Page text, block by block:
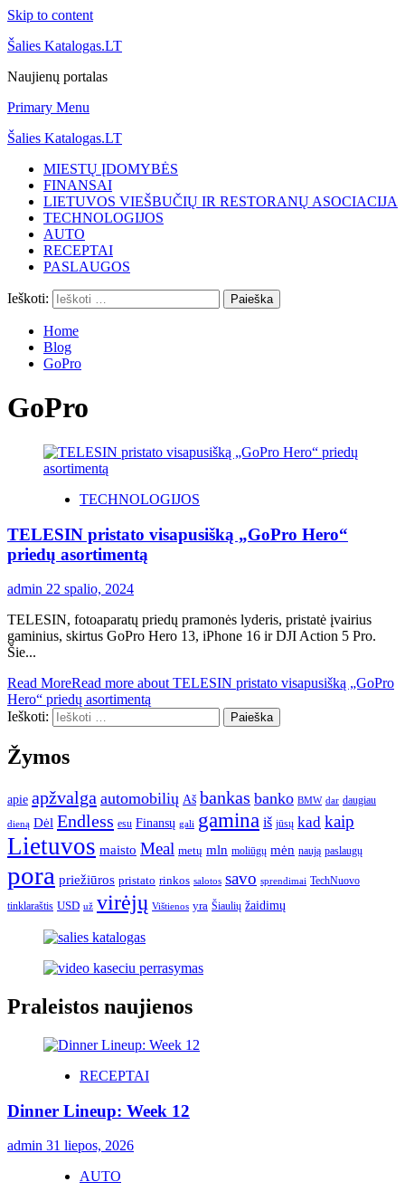
Skip to content
Šalies Katalogas.LT
Naujienų portalas
Primary Menu
Šalies Katalogas.LT
MIESTŲ ĮDOMYBĖS
FINANSAI
LIETUVOS VIEŠBUČIŲ IR RESTORANŲ ASOCIACIJA
TECHNOLOGIJOS
AUTO
RECEPTAI
PASLAUGOS
Ieškoti:
Home
Blog
GoPro
GoPro
TECHNOLOGIJOS
TELESIN pristato visapusišką „GoPro Hero“
priedų asortimentą
admin 22 spalio, 2024
TELESIN, fotoaparatų priedų pramonės lyderis, pristatė įvairius
gaminius, skirtus GoPro Hero 13, iPhone 16 ir DJI Action 5 Pro.
Šie...
Read MoreRead more about TELESIN pristato visapusišką „GoPro
Hero“ priedų asortimentą
Ieškoti:
Žymos
apie apžvalga automobilių Aš bankas banko BMW dar daugiau
dieną Dėl Endless esu Finansų gali gamina iš jūsų kad kaip
Lietuvos maisto Meal metų mln moliūgų mėn naują paslaugų
pora priežiūros pristato rinkos salotos savo sprendimai TechNuovo
tinklaraštis USD už virėjų Vištienos yra Šiaulių žaidimų
Praleistos naujienos
RECEPTAI
Dinner Lineup: Week 12
admin 31 liepos, 2026
AUTO